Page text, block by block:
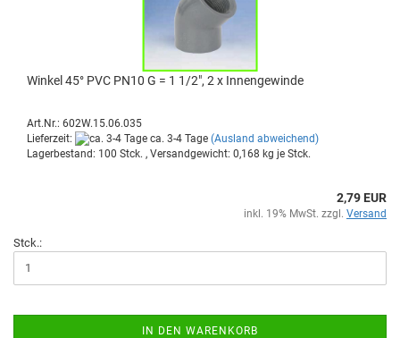
Win­kel 45° PVC PN10 G = 1 1/2", 2 x In­nen­ge­win­de
Art.Nr.: 602W.15.06.035
Lieferzeit:
ca. 3-4 Tage (Ausland abweichend)
Lagerbestand: 100 Stck. , Versandgewicht: 0,168 kg je Stck.
2,79 EUR
inkl. 19% MwSt. zzgl. Versand
Stck.:
IN DEN WARENKORB